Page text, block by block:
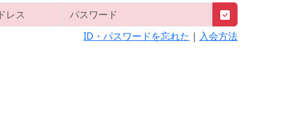
ID・パスワードを忘れた ｜ 入会方法